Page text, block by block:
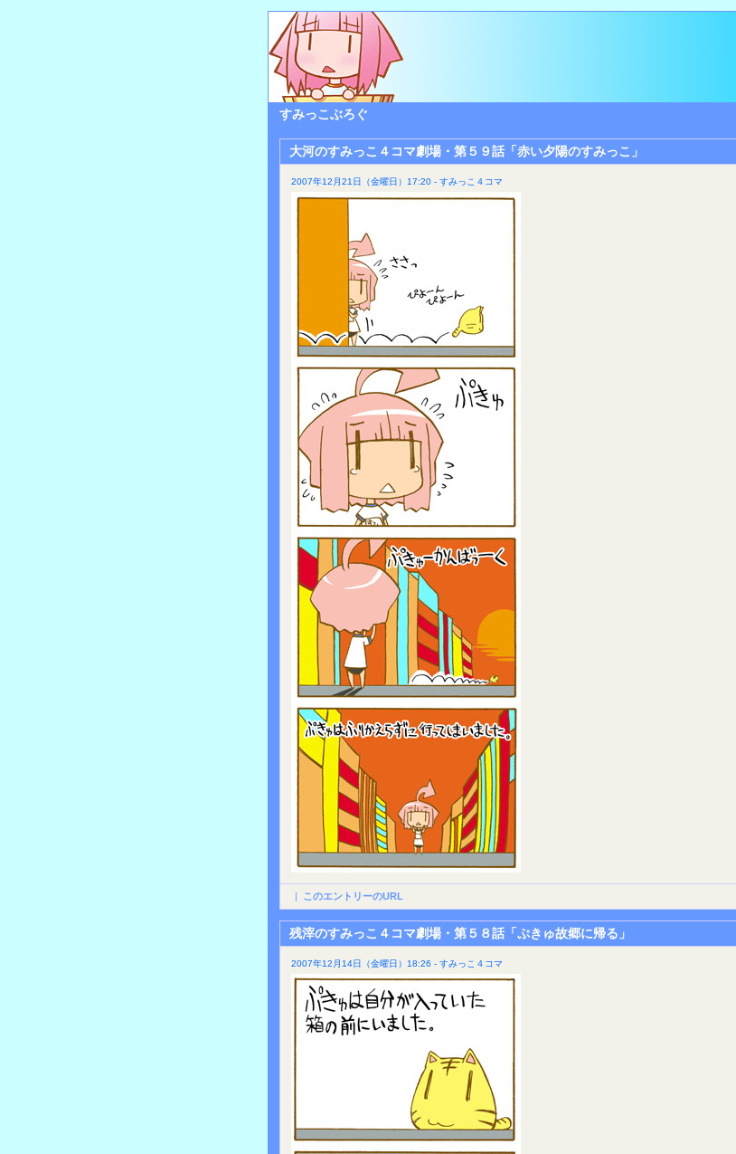
すみっこぶろぐ
大河のすみっこ４コマ劇場・第５９話「赤い夕陽のすみっこ」
2007年12月21日（金曜日）17:20 - すみっこ４コマ
| このエントリーのURL
残滓のすみっこ４コマ劇場・第５８話「ぷきゅ故郷に帰る」
2007年12月14日（金曜日）18:26 - すみっこ４コマ